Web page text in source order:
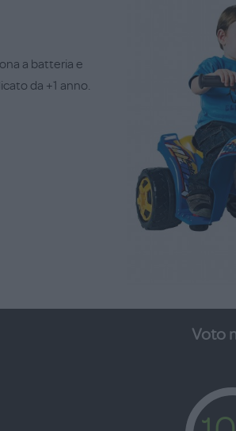
a batteria e
da +1 anno.
Voto